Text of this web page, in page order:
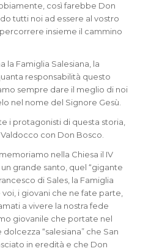
così farebbe Don
tutti noi ad essere al vostro
insieme il cammino
la Famiglia Salesiana, la
responsabilità questo
sempre dare il meglio di noi
nel nome del Signore Gesù.
i protagonisti di questa storia,
con Don Bosco.
nella Chiesa il IV
grande santo, quel “gigante
di Sales, la Famiglia
i giovani che ne fate parte,
a vivere la nostra fede
giovanile che portate nel
“salesiana” che San
in eredità e che Don